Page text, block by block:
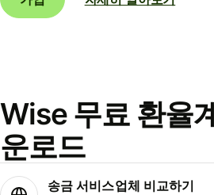
Wise 무료 환율
운로드
송금 서비스업체 비교하기